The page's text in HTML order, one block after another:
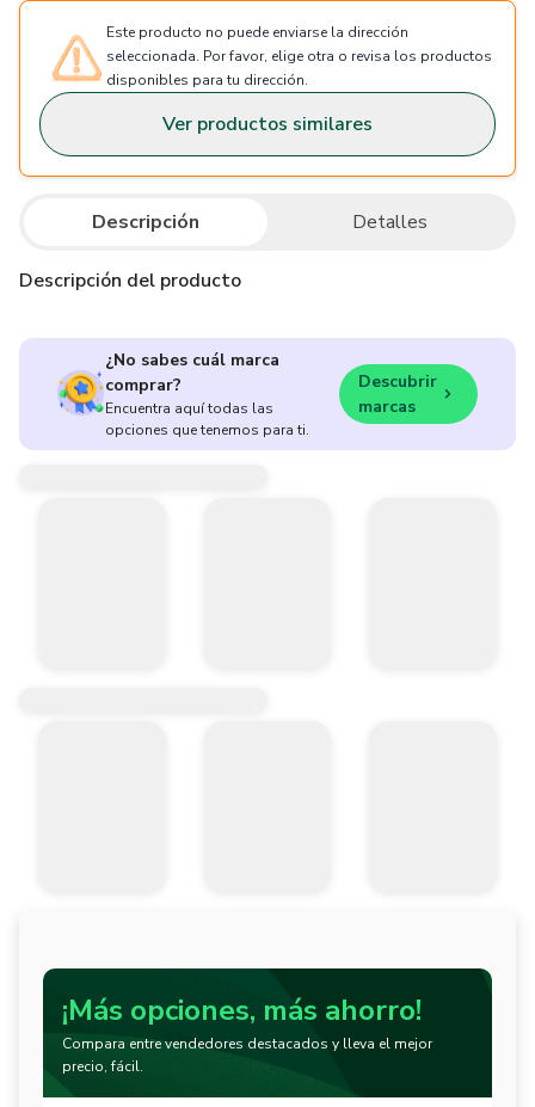
Este producto no puede enviarse la dirección
seleccionada. Por favor, elige otra o revisa los productos
disponibles para tu dirección.
Ver productos similares
Descripción Detalles
Descripción del producto
¿No sabes cuál marca
comprar?
Encuentra aquí todas las
opciones que tenemos para ti.
Descubrir
marcas
¡Más opciones, más ahorro!
Compara entre vendedores destacados y lleva el mejor
precio, fácil.